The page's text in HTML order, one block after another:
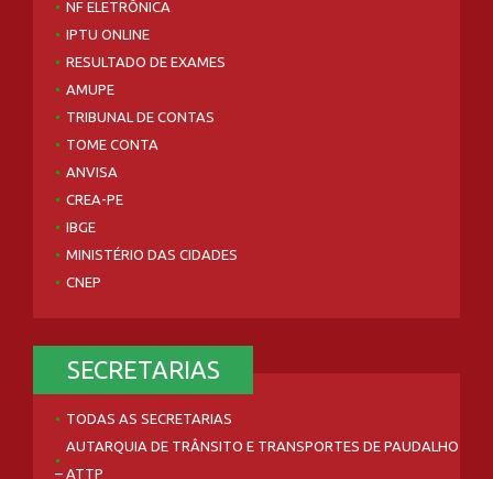
NF ELETRÔNICA
IPTU ONLINE
RESULTADO DE EXAMES
AMUPE
TRIBUNAL DE CONTAS
TOME CONTA
ANVISA
CREA-PE
IBGE
MINISTÉRIO DAS CIDADES
CNEP
SECRETARIAS
TODAS AS SECRETARIAS
AUTARQUIA DE TRÂNSITO E TRANSPORTES DE PAUDALHO
– ATTP